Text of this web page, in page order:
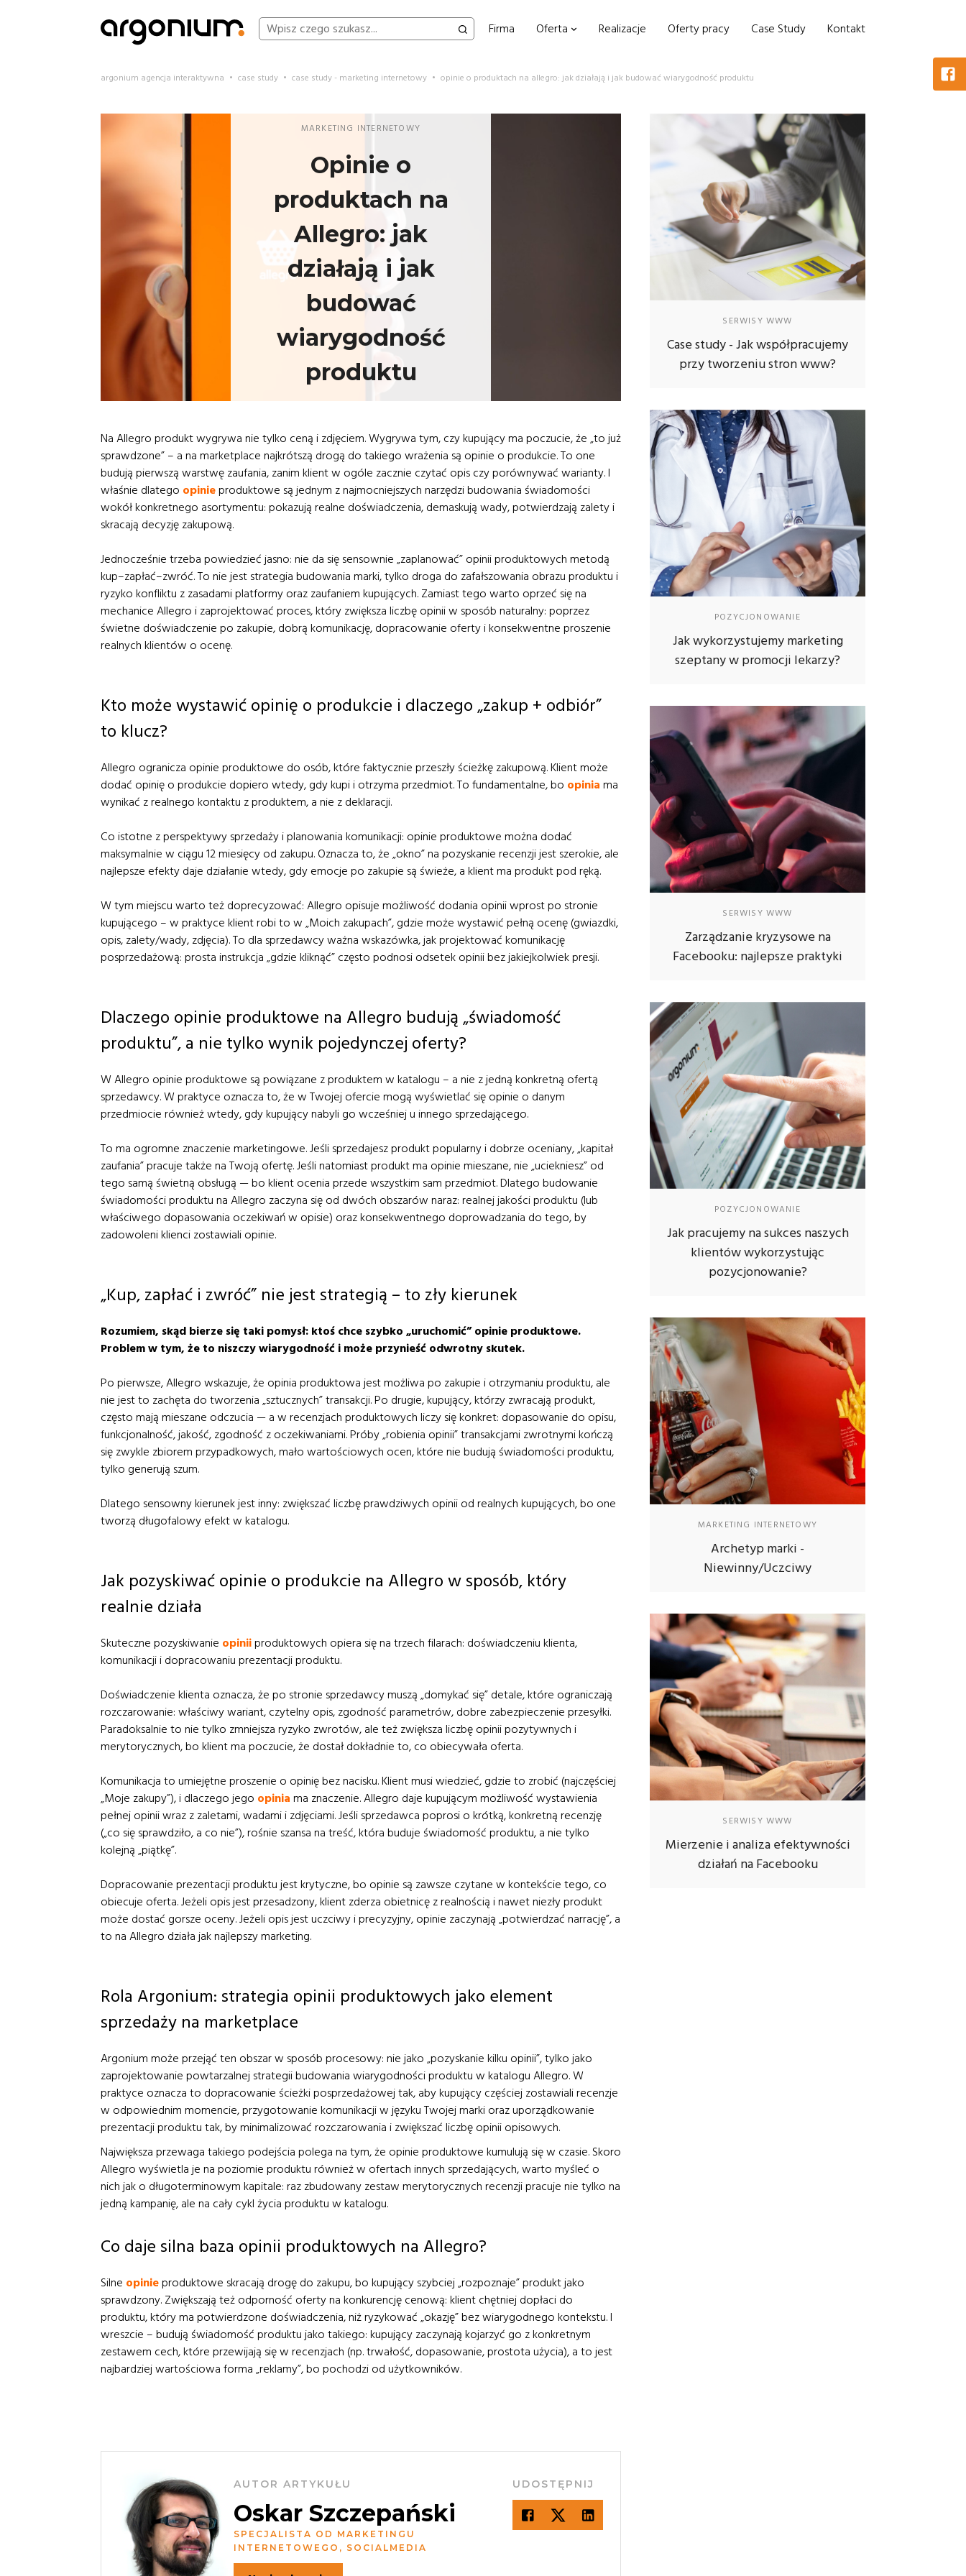
Firma Oferta Realizacje Oferty pracy Case Study Kontakt
argonium agencja interaktywna • case study • case study - marketing internetowy • opinie o produktach na allegro: jak działają i jak budować wiarygodność produktu
MARKETING INTERNETOWY
Opinie o
produktach na
Allegro: jak
działają i jak
budować
wiarygodność
produktu
Na Allegro produkt wygrywa nie tylko ceną i zdjęciem. Wygrywa tym, czy kupujący ma poczucie, że „to już
sprawdzone” – a na marketplace najkrótszą drogą do takiego wrażenia są opinie o produkcie. To one
budują pierwszą warstwę zaufania, zanim klient w ogóle zacznie czytać opis czy porównywać warianty. I
właśnie dlatego opinieproduktowe są jednym z najmocniejszych narzędzi budowania świadomości
wokół konkretnego asortymentu: pokazują realne doświadczenia, demaskują wady, potwierdzają zalety i
skracają decyzję zakupową.
Jednocześnie trzeba powiedzieć jasno: nie da się sensownie „zaplanować” opinii produktowych metodą
kup–zapłać–zwróć. To nie jest strategia budowania marki, tylko droga do zafałszowania obrazu produktu i
ryzyko konfliktu z zasadami platformy oraz zaufaniem kupujących. Zamiast tego warto oprzeć się na
mechanice Allegro i zaprojektować proces, który zwiększa liczbę opinii w sposób naturalny: poprzez
świetne doświadczenie po zakupie, dobrą komunikację, dopracowanie oferty i konsekwentne proszenie
realnych klientów o ocenę.
Kto może wystawić opinię o produkcie i dlaczego „zakup + odbiór”
to klucz?
Allegro ogranicza opinie produktowe do osób, które faktycznie przeszły ścieżkę zakupową. Klient może
dodać opinię o produkcie dopiero wtedy, gdy kupi i otrzyma przedmiot. To fundamentalne, bo opinia ma
wynikać z realnego kontaktu z produktem, a nie z deklaracji.
Co istotne z perspektywy sprzedaży i planowania komunikacji: opinie produktowe można dodać
maksymalnie w ciągu 12 miesięcy od zakupu. Oznacza to, że „okno” na pozyskanie recenzji jest szerokie, ale
najlepsze efekty daje działanie wtedy, gdy emocje po zakupie są świeże, a klient ma produkt pod ręką.
W tym miejscu warto też doprecyzować: Allegro opisuje możliwość dodania opinii wprost po stronie
kupującego – w praktyce klient robi to w „Moich zakupach”, gdzie może wystawić pełną ocenę (gwiazdki,
opis, zalety/wady, zdjęcia). To dla sprzedawcy ważna wskazówka, jak projektować komunikację
posprzedażową: prosta instrukcja „gdzie kliknąć” często podnosi odsetek opinii bez jakiejkolwiek presji.
Dlaczego opinie produktowe na Allegro budują „świadomość
produktu”, a nie tylko wynik pojedynczej oferty?
W Allegro opinie produktowe są powiązane z produktem w katalogu – a nie z jedną konkretną ofertą
sprzedawcy. W praktyce oznacza to, że w Twojej ofercie mogą wyświetlać się opinie o danym
przedmiocie również wtedy, gdy kupujący nabyli go wcześniej u innego sprzedającego.
To ma ogromne znaczenie marketingowe. Jeśli sprzedajesz produkt popularny i dobrze oceniany, „kapitał
zaufania” pracuje także na Twoją ofertę. Jeśli natomiast produkt ma opinie mieszane, nie „uciekniesz” od
tego samą świetną obsługą — bo klient ocenia przede wszystkim sam przedmiot. Dlatego budowanie
świadomości produktu na Allegro zaczyna się od dwóch obszarów naraz: realnej jakości produktu (lub
właściwego dopasowania oczekiwań w opisie) oraz konsekwentnego doprowadzania do tego, by
zadowoleni klienci zostawiali opinie.
„Kup, zapłać i zwróć” nie jest strategią – to zły kierunek
Rozumiem, skąd bierze się taki pomysł: ktoś chce szybko „uruchomić” opinie produktowe.
Problem w tym, że to niszczy wiarygodność i może przynieść odwrotny skutek.
Po pierwsze, Allegro wskazuje, że opinia produktowa jest możliwa po zakupie i otrzymaniu produktu, ale
nie jest to zachęta do tworzenia „sztucznych” transakcji. Po drugie, kupujący, którzy zwracają produkt,
często mają mieszane odczucia — a w recenzjach produktowych liczy się konkret: dopasowanie do opisu,
funkcjonalność, jakość, zgodność z oczekiwaniami. Próby „robienia opinii” transakcjami zwrotnymi kończą
się zwykle zbiorem przypadkowych, mało wartościowych ocen, które nie budują świadomości produktu,
tylko generują szum.
Dlatego sensowny kierunek jest inny: zwiększać liczbę prawdziwych opinii od realnych kupujących, bo one
tworzą długofalowy efekt w katalogu.
Jak pozyskiwać opinie o produkcie na Allegro w sposób, który
realnie działa
Skuteczne pozyskiwanie opiniiproduktowych opiera się na trzech filarach: doświadczeniu klienta,
komunikacji i dopracowaniu prezentacji produktu.
Doświadczenie klienta oznacza, że po stronie sprzedawcy muszą „domykać się” detale, które ograniczają
rozczarowanie: właściwy wariant, czytelny opis, zgodność parametrów, dobre zabezpieczenie przesyłki.
Paradoksalnie to nie tylko zmniejsza ryzyko zwrotów, ale też zwiększa liczbę opinii pozytywnych i
merytorycznych, bo klient ma poczucie, że dostał dokładnie to, co obiecywała oferta.
Komunikacja to umiejętne proszenie o opinię bez nacisku. Klient musi wiedzieć, gdzie to zrobić (najczęściej
„Moje zakupy”), i dlaczego jego opinia ma znaczenie. Allegro daje kupującym możliwość wystawienia
pełnej opinii wraz z zaletami, wadami i zdjęciami. Jeśli sprzedawca poprosi o krótką, konkretną recenzję
(„co się sprawdziło, a co nie”), rośnie szansa na treść, która buduje świadomość produktu, a nie tylko
kolejną „piątkę”.
Dopracowanie prezentacji produktu jest krytyczne, bo opinie są zawsze czytane w kontekście tego, co
obiecuje oferta. Jeżeli opis jest przesadzony, klient zderza obietnicę z realnością i nawet niezły produkt
może dostać gorsze oceny. Jeżeli opis jest uczciwy i precyzyjny, opinie zaczynają „potwierdzać narrację”, a
to na Allegro działa jak najlepszy marketing.
Rola Argonium: strategia opinii produktowych jako element
sprzedaży na marketplace
Argonium może przejąć ten obszar w sposób procesowy: nie jako „pozyskanie kilku opinii”, tylko jako
zaprojektowanie powtarzalnej strategii budowania wiarygodności produktu w katalogu Allegro. W
praktyce oznacza to dopracowanie ścieżki posprzedażowej tak, aby kupujący częściej zostawiali recenzje
w odpowiednim momencie, przygotowanie komunikacji w języku Twojej marki oraz uporządkowanie
prezentacji produktu tak, by minimalizować rozczarowania i zwiększać liczbę opinii opisowych.
Największa przewaga takiego podejścia polega na tym, że opinie produktowe kumulują się w czasie. Skoro
Allegro wyświetla je na poziomie produktu również w ofertach innych sprzedających, warto myśleć o
nich jak o długoterminowym kapitale: raz zbudowany zestaw merytorycznych recenzji pracuje nie tylko na
jedną kampanię, ale na cały cykl życia produktu w katalogu.
Co daje silna baza opinii produktowych na Allegro?
Silne opinieproduktowe skracają drogę do zakupu, bo kupujący szybciej „rozpoznaje” produkt jako
sprawdzony. Zwiększają też odporność oferty na konkurencję cenową: klient chętniej dopłaci do
produktu, który ma potwierdzone doświadczenia, niż ryzykować „okazję” bez wiarygodnego kontekstu. I
wreszcie – budują świadomość produktu jako takiego: kupujący zaczynają kojarzyć go z konkretnym
zestawem cech, które przewijają się w recenzjach (np. trwałość, dopasowanie, prostota użycia), a to jest
najbardziej wartościowa forma „reklamy”, bo pochodzi od użytkowników.
AUTOR ARTYKUŁU
Oskar Szczepański
SPECJALISTA OD MARKETINGU
INTERNETOWEGO, SOCIALMEDIA
UDOSTĘPNIJ
SERWISY WWW
Case study - Jak współpracujemy
przy tworzeniu stron www?
POZYCJONOWANIE
Jak wykorzystujemy marketing
szeptany w promocji lekarzy?
SERWISY WWW
Zarządzanie kryzysowe na
Facebooku: najlepsze praktyki
POZYCJONOWANIE
Jak pracujemy na sukces naszych
klientów wykorzystując
pozycjonowanie?
MARKETING INTERNETOWY
Archetyp marki -
Niewinny/Uczciwy
SERWISY WWW
Mierzenie i analiza efektywności
działań na Facebooku